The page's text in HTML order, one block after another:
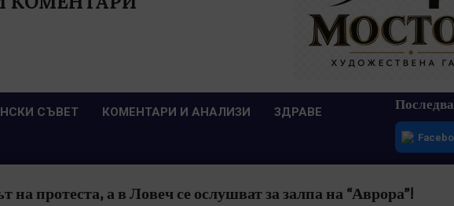
СЪВЕТ КОМЕНТАРИ И АНАЛИЗИ ЗДРАВЕ
на протеста, а в Ловеч се ослушват за залпа на “Аврора”!